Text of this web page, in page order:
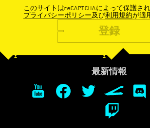
このサイトはreCAPTCHAによって保護さ
プライバシーポリシー及び利用規約が適
登録
最新情報